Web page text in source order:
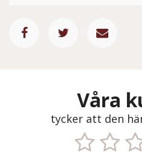
Våra
tycker att den